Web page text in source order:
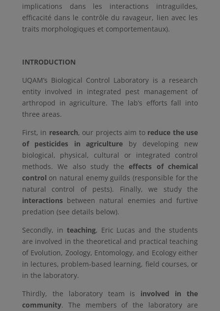
implications dans les interactions intraguildes,
efficacité dans le contrôle du ravageur, lien avec les
traits morphologiques et comportementaux).
INTRODUCTION
UQAM’s Biological Control Laboratory is a research
entity involved in integrated pest management of
arthropod in agriculture. The lab’s efforts fall into
three areas.
First, in research, our projects aim to reduce the use
of pesticides in agriculture by developing new
biological, physical, cultural or integrated control
methods. We also study theeffects of chemical
control on natural enemy guilds (responsible for the
natural control of pests). Finally, we study the
interactionsbetween natural enemies and furtive
predation (see details below).
Secondly, in teaching, Eric Lucas and the students
are involved in the theoretical and practical teaching
of Evolution, Zoology, Entomology, and Ecology either
in lectures, problem-based learning, field courses, or
in the laboratory.
Thirdly, the laboratory team is involved in the
community. The members of the laboratory are